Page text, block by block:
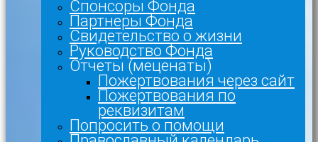
Спонсоры Фонда
Партнеры Фонда
Свидетельство о жизни
Руководство Фонда
Отчеты (меценаты)
Пожертвования через сайт
Пожертвования по
реквизитам
Попросить о помощи